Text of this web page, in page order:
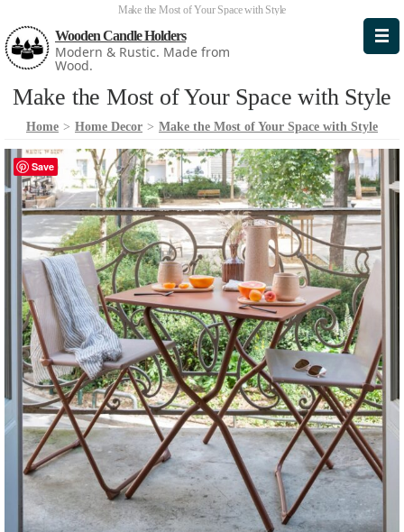
Make the Most of Your Space with Style
Wooden Candle Holders
Modern & Rustic. Made from
Wood.
Make the Most of Your Space with Style
Home > Home Decor > Make the Most of Your Space with Style
Save